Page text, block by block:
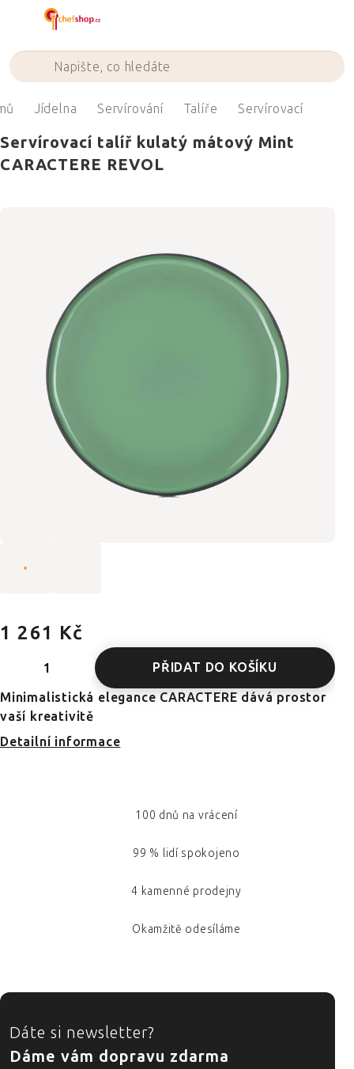
Jídelna Servírování Talíře Servírovací
Servírovací talíř kulatý mátový Mint
CARACTERE REVOL
1 261 Kč
PŘIDAT DO KOŠÍKU
Minimalistická elegance CARACTERE dává prostor
vaší kreativitě
Detailní informace
100 dnů na vrácení
99 % lidí spokojeno
4 kamenné prodejny
Okamžitě odesíláme
ZÁPATÍ
Dáte si newsletter?
Dáme vám dopravu zdarma